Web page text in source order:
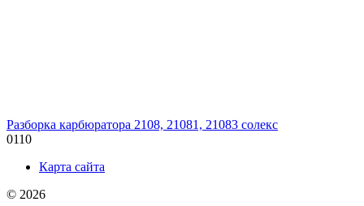
Разборка карбюратора 2108, 21081, 21083 солекс
0110
Карта сайта
© 2026